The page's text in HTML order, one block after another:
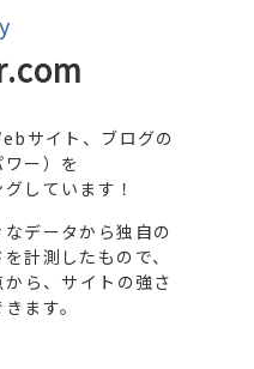
サイト、ブログの
ー）を
しています！
なデータから独自の
計測したもので、
ら、サイトの強さ
ます。